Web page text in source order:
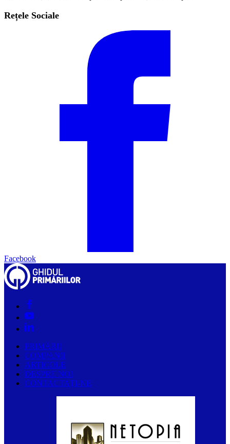
Rețele Sociale
Facebook
PRIMĂRII
COMPANII
ARTICOLE
DESPRE NOI
CONTACTAȚI-NE